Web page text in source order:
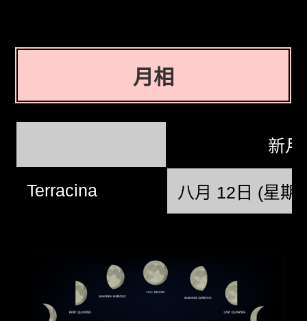
月相
新月
Terracina 八月 12日 (星期